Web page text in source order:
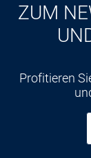
ZUM
Profitieren